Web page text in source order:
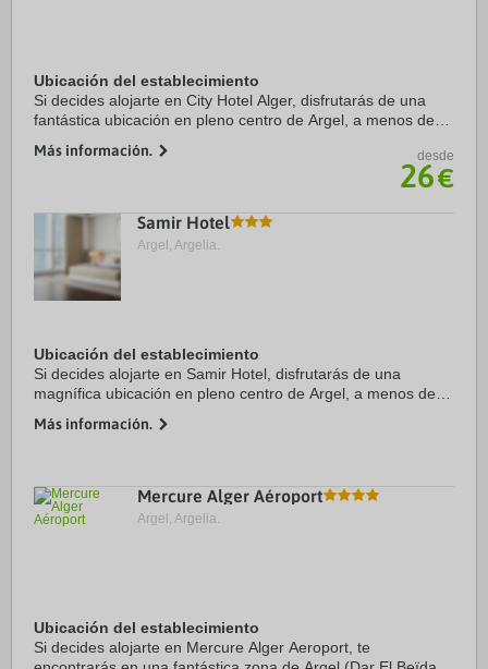
Ubicación del establecimiento
Si decides alojarte en City Hotel Alger, disfrutarás de una
fantástica ubicación en pleno centro de Argel, a menos de
Museo Público Nacional de Bardo. ...
Más información. desde
26€
Samir Hotel
Argel, Argelia.
Ubicación del establecimiento
Si decides alojarte en Samir Hotel, disfrutarás de una
magnífica ubicación en pleno centro de Argel, a menos de
Antigüedades. Además, este hotel se encuentra a ...
Más información.
Mercure Alger Aéroport
Argel, Argelia.
Ubicación del establecimiento
Si decides alojarte en Mercure Alger Aeroport, te